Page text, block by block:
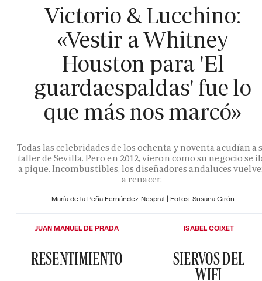
Victorio & Lucchino:
«Vestir a Whitney
Houston para 'El
guardaespaldas' fue lo
que más nos marcó»
Todas las celebridades de los ochenta y noventa acudían a
taller de Sevilla. Pero en 2012, vieron como su negocio se
a pique. Incombustibles, los diseñadores andaluces
a renacer.
María de la Peña Fernández-Nespral | Fotos: Susana Girón
RESENTIMIENTO
JUAN MANUEL DE PRADA
SIERVOS DEL
WIFI
ISABEL COIXET